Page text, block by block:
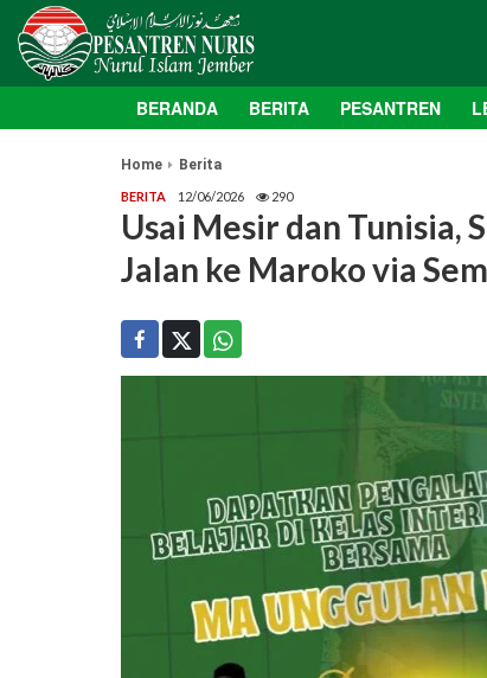
BERANDA BERITA PESANTREN
Home Berita
BERITA 12/06/2026 290
Usai Mesir dan Tunisia,
Jalan ke Maroko via